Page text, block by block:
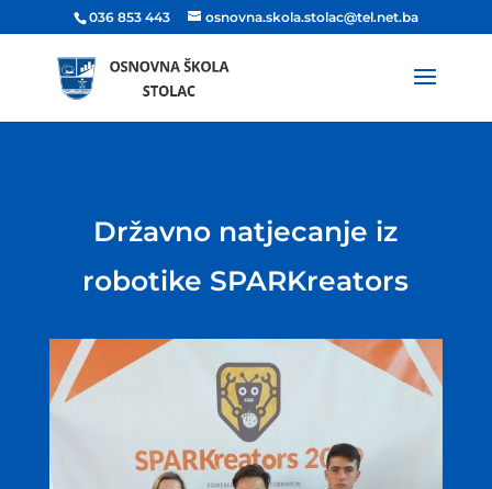
036 853 443 osnovna.skola.stolac@tel.net.ba
Državno natjecanje iz
robotike SPARKreators